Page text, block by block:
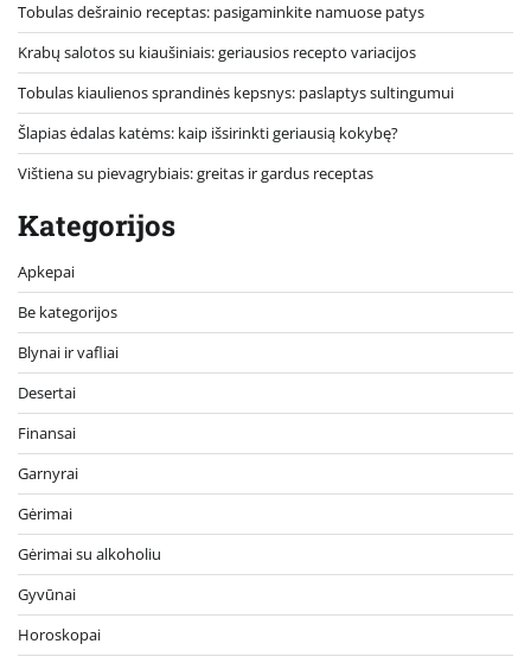
Tobulas dešrainio receptas: pasigaminkite namuose patys
Krabų salotos su kiaušiniais: geriausios recepto variacijos
Tobulas kiaulienos sprandinės kepsnys: paslaptys sultingumui
Šlapias ėdalas katėms: kaip išsirinkti geriausią kokybę?
Vištiena su pievagrybiais: greitas ir gardus receptas
Kategorijos
Apkepai
Be kategorijos
Blynai ir vafliai
Desertai
Finansai
Garnyrai
Gėrimai
Gėrimai su alkoholiu
Gyvūnai
Horoskopai